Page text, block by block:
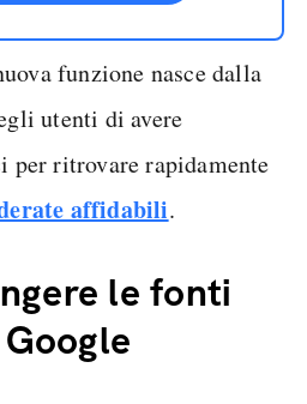
funzione nasce dalla
utenti di avere
ritrovare rapidamente
affidabili.
le fonti